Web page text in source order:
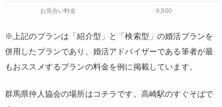
お見合い料金 8,800
※上記のプランは「紹介型」と「検索型」の婚活プランを
併用したプランであり、婚活アドバイザーである筆者が最
もおススメするプランの料金を例に掲載しています。
群馬県仲人協会の場所はコチラです。高崎駅のすぐそばで